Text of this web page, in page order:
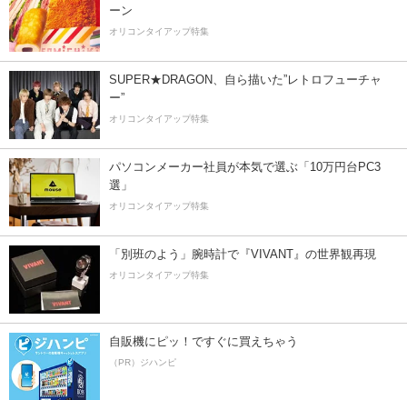
ーン
オリコンタイアップ特集
SUPER★DRAGON、自ら描いた”レトロフューチャ
ー”
オリコンタイアップ特集
パソコンメーカー社員が本気で選ぶ「10万円台PC3
選」
オリコンタイアップ特集
「別班のよう」腕時計で『VIVANT』の世界観再現
オリコンタイアップ特集
自販機にピッ！ですぐに買えちゃう
（PR）ジハンピ